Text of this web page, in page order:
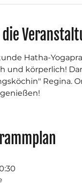
die
Hatha-
und körperlich!
Regina.